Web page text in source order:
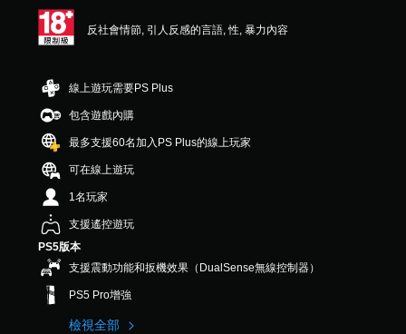
反社會情節, 引人反感的言語, 性, 暴力內容
線上遊玩需要PS Plus
包含遊戲內購
最多支援60名加入PS Plus的線上玩家
可在線上遊玩
1名玩家
支援遙控遊玩
PS5版本
支援震動功能和扳機效果（DualSense無線控制器）
PS5 Pro增強
檢視全部